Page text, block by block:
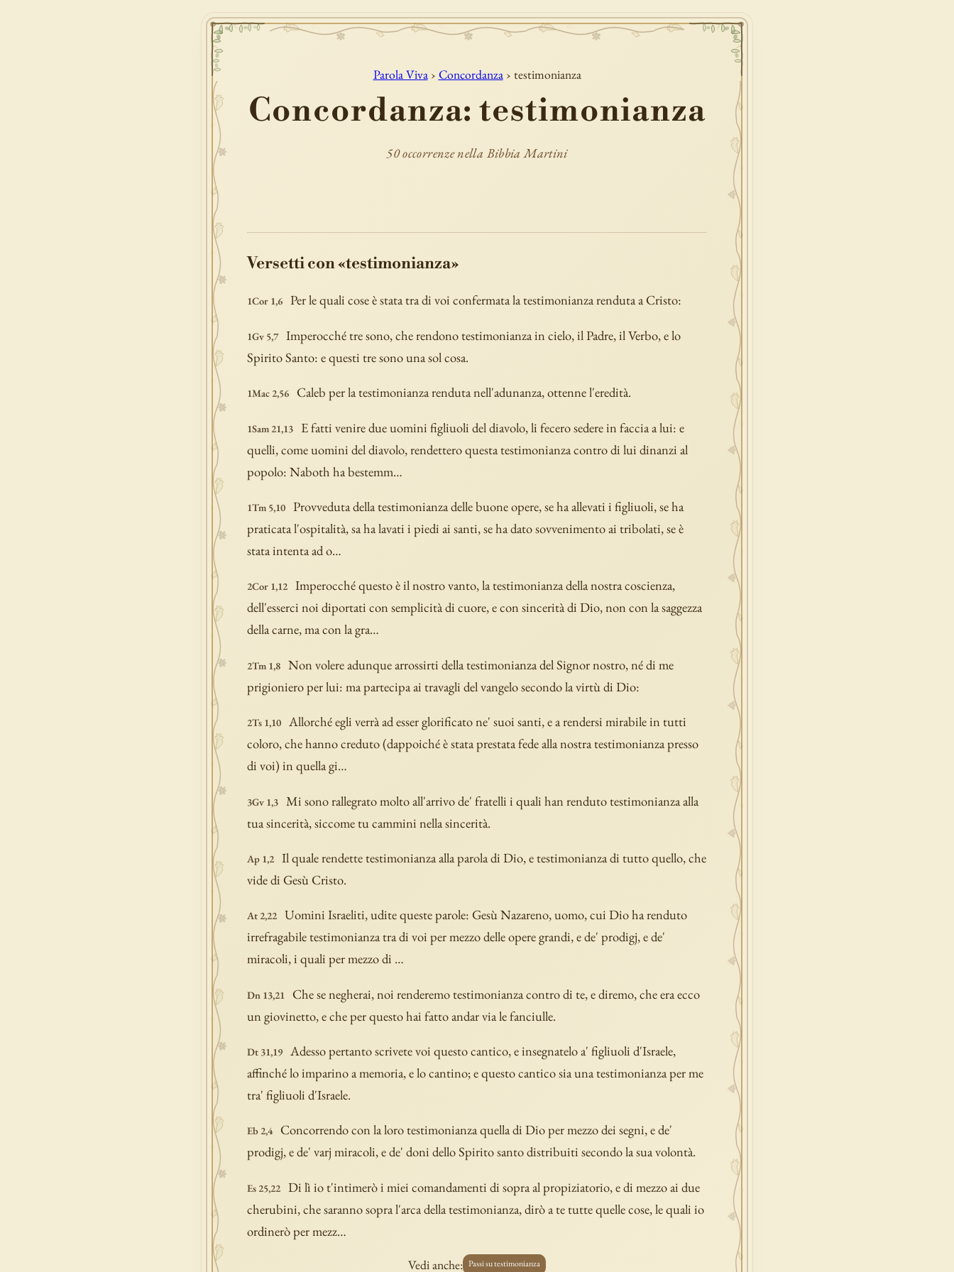
Parola Viva› Concordanza› testimonianza
Concordanza: testimonianza
50 occorrenze nella Bibbia Martini
Versetti con «testimonianza»
1Cor 1,6 Per le quali cose è stata tra di voi confermata la testimonianza renduta a Cristo:
1Gv 5,7 Imperocché tre sono, che rendono testimonianza in cielo, il Padre, il Verbo, e lo
Spirito Santo: e questi tre sono una sol cosa.
1Mac 2,56 Caleb per la testimonianza renduta nell'adunanza, ottenne l'eredità.
1Sam 21,13
E fatti venire due uomini figliuoli del diavolo, li fecero sedere in faccia a lui: e
quelli, come uomini del diavolo, rendettero questa testimonianza contro di lui dinanzi al
popolo: Naboth ha bestemm…
1Tm 5,10 Provveduta della testimonianza delle buone opere, se ha allevati i figliuoli, se ha
praticata l'ospitalità, sa ha lavati i piedi ai santi, se ha dato sovvenimento ai tribolati, se è
stata intenta ad o…
2Cor 1,12 Imperocché questo è il nostro vanto, la testimonianza della nostra coscienza,
dell'esserci noi diportati con semplicità di cuore, e con sincerità di Dio, non con la saggezza
della carne, ma con la gra…
2Tm 1,8 Non volere adunque arrossirti della testimonianza del Signor nostro, né di me
prigioniero per lui: ma partecipa ai travagli del vangelo secondo la virtù di Dio:
2Ts 1,10 Allorché egli verrà ad esser glorificato ne' suoi santi, e a rendersi mirabile in tutti
coloro, che hanno creduto (dappoiché è stata prestata fede alla nostra testimonianza presso
di voi) in quella gi…
3Gv 1,3 Mi sono rallegrato molto all'arrivo de' fratelli i quali han renduto testimonianza alla
tua sincerità, siccome tu cammini nella sincerità.
Ap 1,2 Il quale rendette testimonianza alla parola di Dio, e testimonianza di tutto quello, che
vide di Gesù Cristo.
At 2,22 Uomini Israeliti, udite queste parole: Gesù Nazareno, uomo, cui Dio ha renduto
irrefragabile testimonianza tra di voi per mezzo delle opere grandi, e de' prodigj, e de'
miracoli, i quali per mezzo di …
Dn 13,21
Che se negherai, noi renderemo testimonianza contro di te, e diremo, che era ecco
un giovinetto, e che per questo hai fatto andar via le fanciulle.
Dt 31,19 Adesso pertanto scrivete voi questo cantico, e insegnatelo a' figliuoli d'Israele,
affinché lo imparino a memoria, e lo cantino; e questo cantico sia una testimonianza per me
tra' figliuoli d'Israele.
Eb 2,4
Concorrendo con la loro testimonianza quella di Dio per mezzo dei segni, e de'
prodigj, e de' varj miracoli, e de' doni dello Spirito santo distribuiti secondo la sua volontà.
Es 25,22 Di lì io t'intimerò i miei comandamenti di sopra al propiziatorio, e di mezzo ai due
cherubini, che saranno sopra l'arca della testimonianza, dirò a te tutte quelle cose, le quali io
ordinerò per mezz…
Vedi anche: Passi su testimonianza